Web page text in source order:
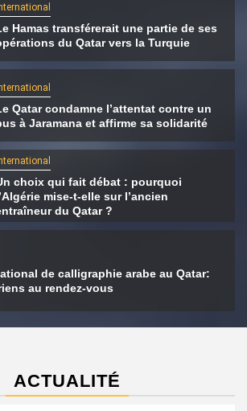
Hamas transférerait une partie de ses
du Qatar vers la Turquie
Qatar condamne l’attentat contre un
à Jaramana et affirme sa solidarité
choix qui fait débat : pourquoi
mise-t-elle sur l’ancien
du Qatar ?
de calligraphie arabe au Qatar:
au rendez-vous
ACTUALITÉ